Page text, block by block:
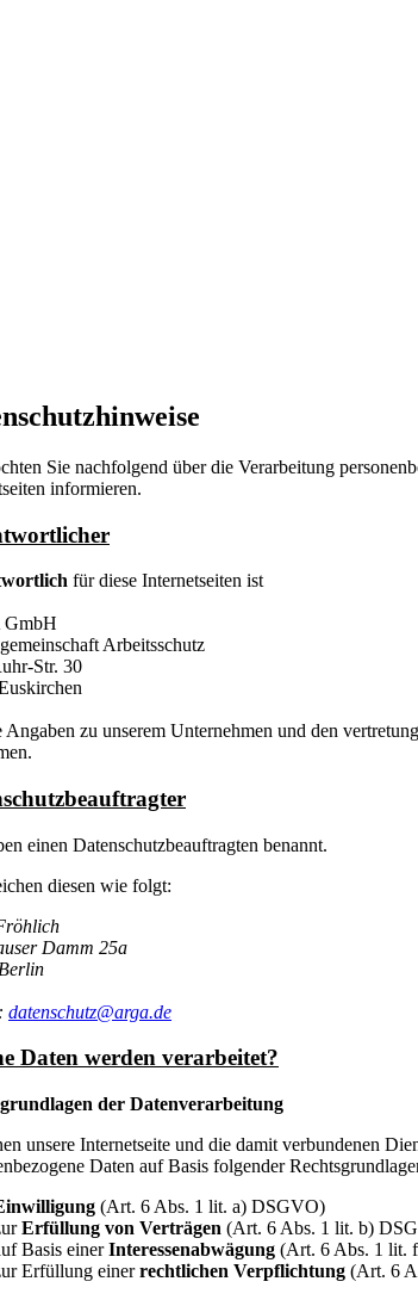
Sie nachfolgend über die Verarbeitung
informieren.
für diese Internetseiten ist
Arbeitsschutz
Str. 30
Angaben zu unserem Unternehmen und den
einen Datenschutzbeauftragten benannt.
diesen wie folgt:
Damm 25a
datenschutz@arga.de
Daten werden verarbeitet?
der Datenverarbeitung
unsere Internetseite und die damit verbundenen
Daten auf Basis folgender
(Art. 6 Abs. 1 lit. a) DSGVO)
Erfüllung von Verträgen (Art. 6 Abs. 1 lit. b)
Basis einerInteressenabwägung (Art. 6 Abs. 1 lit.
Erfüllung einerrechtlichen Verpflichtung (Art. 6